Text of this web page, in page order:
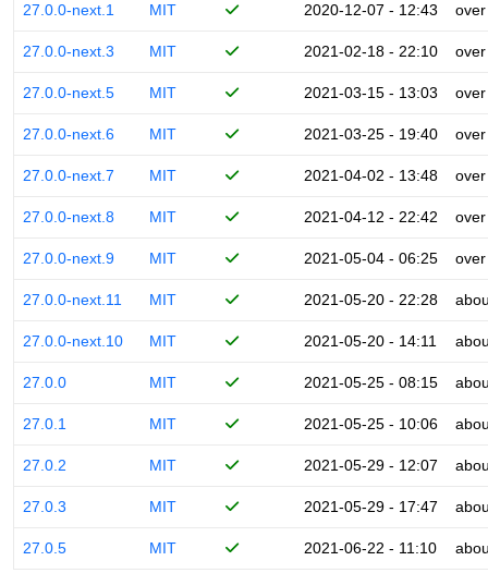
27.0.0-next.1 MIT 2020-12-07 - 12:43
27.0.0-next.3 MIT 2021-02-18 - 22:10
27.0.0-next.5 MIT 2021-03-15 - 13:03
27.0.0-next.6 MIT 2021-03-25 - 19:40
27.0.0-next.7 MIT 2021-04-02 - 13:48
27.0.0-next.8 MIT 2021-04-12 - 22:42
27.0.0-next.9 MIT 2021-05-04 - 06:25
27.0.0-next.11 MIT 2021-05-20 - 22:28
27.0.0-next.10 MIT 2021-05-20 - 14:11
27.0.0 MIT 2021-05-25 - 08:15
27.0.1 MIT 2021-05-25 - 10:06
27.0.2 MIT 2021-05-29 - 12:07
27.0.3 MIT 2021-05-29 - 17:47
27.0.5 MIT 2021-06-22 - 11:10